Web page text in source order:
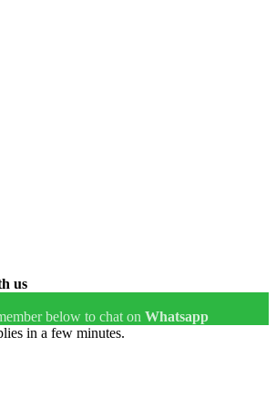
us
below to chat on Whatsapp
in a few minutes.